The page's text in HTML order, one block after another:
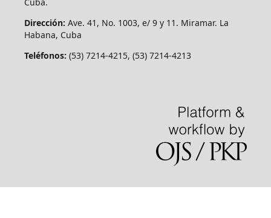
Cuba.
Dirección: Ave. 41, No. 1003, e/ 9 y 11. Miramar. La
Habana, Cuba
Teléfonos: (53) 7214-4215, (53) 7214-4213